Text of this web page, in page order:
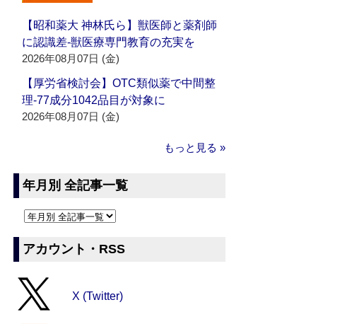
【昭和薬大 神林氏ら】獣医師と薬剤師
に認識差‐獣医療専門教育の充実を
2026年08月07日 (金)
【厚労省検討会】OTC類似薬で中間整
理‐77成分1042品目が対象に
2026年08月07日 (金)
もっと見る »
年月別 全記事一覧
アカウント・RSS
X (Twitter)